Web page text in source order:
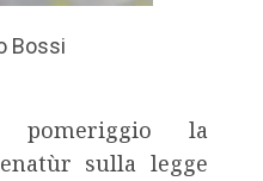
Bossi
la
sulla legge